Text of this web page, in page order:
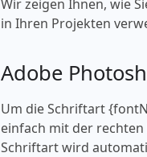
Wir zeigen Ihnen, wie
in Ihren Projekten
Adobe
Um die Schriftart
einfach mit der
Schriftart wird